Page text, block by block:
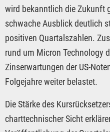
wird bekanntlich die Zukunft
schwache Ausblick deutlich
positiven Quartalszahlen.
rund um Micron Technology
Zinserwartungen der US-
Folgejahre weiter belastet.
Die Stärke des
charttechnischer Sicht